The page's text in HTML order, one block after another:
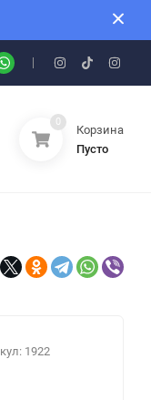
0
Корзина
Пусто
1922